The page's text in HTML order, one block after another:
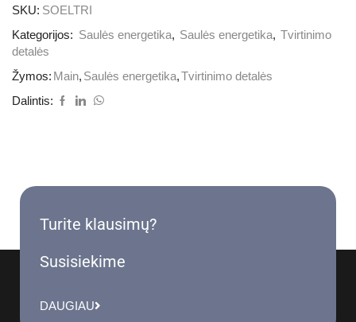
SKU: SOELTRI
Kategorijos: Saulės energetika, Saulės energetika, Tvirtinimo
detalės
Žymos: Main, Saulės energetika,Tvirtinimo detalės
Dalintis:
Turite klausimų?
Susisiekime
DAUGIAU